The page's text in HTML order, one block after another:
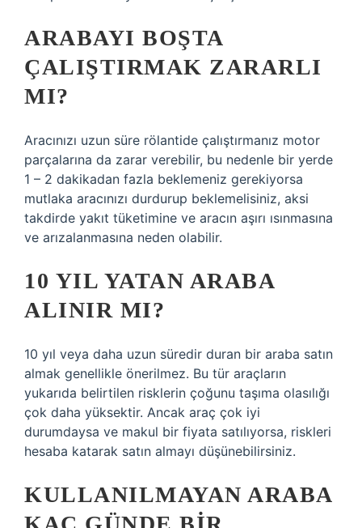
ARABAYI BOŞTA
ÇALIŞTIRMAK ZARARLI
MI?
Aracınızı uzun süre rölantide çalıştırmanız motor
parçalarına da zarar verebilir, bu nedenle bir yerde
1 – 2 dakikadan fazla beklemeniz gerekiyorsa
mutlaka aracınızı durdurup beklemelisiniz, aksi
takdirde yakıt tüketimine ve aracın aşırı ısınmasına
ve arızalanmasına neden olabilir.
10 YIL YATAN ARABA
ALINIR MI?
10 yıl veya daha uzun süredir duran bir araba satın
almak genellikle önerilmez. Bu tür araçların
yukarıda belirtilen risklerin çoğunu taşıma olasılığı
çok daha yüksektir. Ancak araç çok iyi
durumdaysa ve makul bir fiyata satılıyorsa, riskleri
hesaba katarak satın almayı düşünebilirsiniz.
KULLANILMAYAN ARABA